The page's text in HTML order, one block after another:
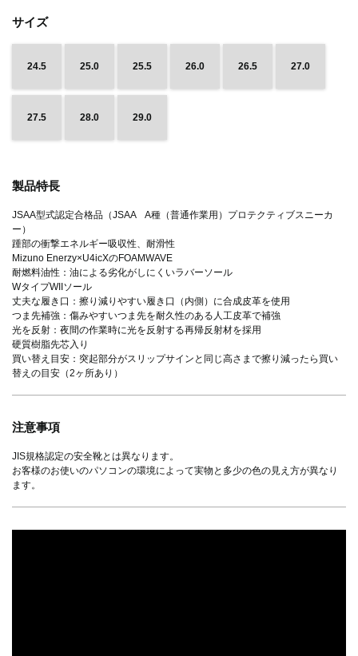
サイズ
24.5 25.0 25.5 26.0 26.5 27.0
27.5 28.0 29.0
製品特長
JSAA型式認定合格品（JSAA A種（普通作業用）プロテクティブスニーカ
ー）
踵部の衝撃エネルギー吸収性、耐滑性
Mizuno Enerzy×U4icXのFOAMWAVE
耐燃料油性：油による劣化がしにくいラバーソール
WタイプWIIソール
丈夫な履き口：擦り減りやすい履き口（内側）に合成皮革を使用
つま先補強：傷みやすいつま先を耐久性のある人工皮革で補強
光を反射：夜間の作業時に光を反射する再帰反射材を採用
硬質樹脂先芯入り
買い替え目安：突起部分がスリップサインと同じ高さまで擦り減ったら買い
替えの目安（2ヶ所あり）
注意事項
JIS規格認定の安全靴とは異なります。
お客様のお使いのパソコンの環境によって実物と多少の色の見え方が異なり
ます。